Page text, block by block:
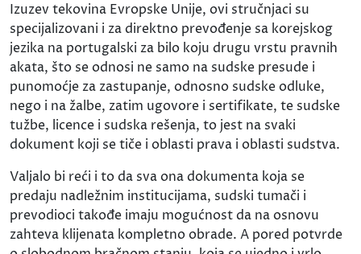
Izuzev tekovina Evropske Unije, ovi stručnjaci su
specijalizovani i za direktno prevođenje sa korejskog
jezika na portugalski za bilo koju drugu vrstu pravnih
akata, što se odnosi ne samo na sudske presude i
punomoćje za zastupanje, odnosno sudske odluke,
nego i na žalbe, zatim ugovore i sertifikate, te sudske
tužbe, licence i sudska rešenja, to jest na svaki
dokument koji se tiče i oblasti prava i oblasti sudstva.
Valjalo bi reći i to da sva ona dokumenta koja se
predaju nadležnim institucijama, sudski tumači i
prevodioci takođe imaju mogućnost da na osnovu
zahteva klijenata kompletno obrade. A pored potvrde